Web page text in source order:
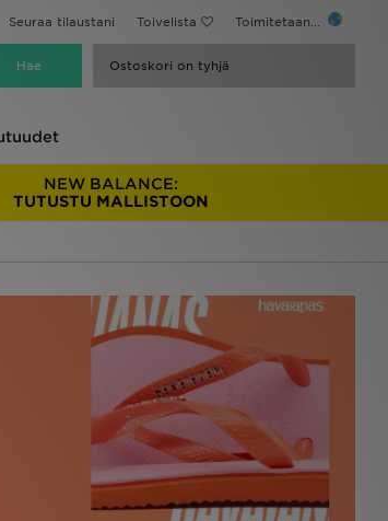
Seuraa tilaustani Toivelista Toimitetaan...
Ostoskori on tyhjä
NEW BALANCE:
TUTUSTU MALLISTOON